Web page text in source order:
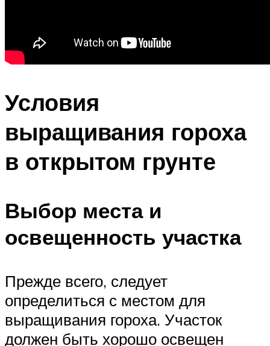
Условия
выращивания гороха
в открытом грунте
Выбор места и
освещенность участка
Прежде всего, следует
определиться с местом для
выращивания гороха. Участок
должен быть хорошо освещен